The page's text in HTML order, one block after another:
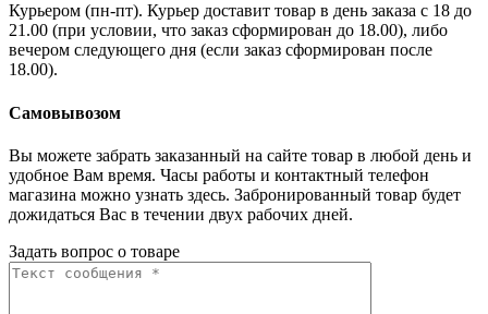
Курьером (пн-пт). Курьер доставит товар в день заказа с 18 до
21.00 (при условии, что заказ сформирован до 18.00), либо
вечером следующего дня (если заказ сформирован после
18.00).
Самовывозом
Вы можете забрать заказанный на сайте товар в любой день и
удобное Вам время. Часы работы и контактный телефон
магазина можно узнать здесь. Забронированный товар будет
дожидаться Вас в течении двух рабочих дней.
Задать вопрос о товаре